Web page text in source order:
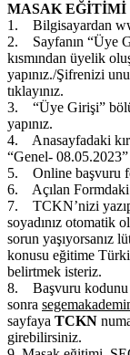
MASAK EĞİTİMİ
1. Bilgisayardan
2. Sayfanın “Üye
kısmından üyelik
yapınız./Şifrenizi
tıklayınız.
3. “Üye Girişi”
yapınız.
4. Anasayfadaki
“Genel-
5. Online başvuru
6. Açılan Formdaki
7. TCKN’nizi yazıp
soyadınız otomatik
sorun yaşıyorsanız
konusu eğitime
belirtmek isteriz.
8. Başvuru kodunu
sonra
sayfaya TCKN
girebilirsiniz.